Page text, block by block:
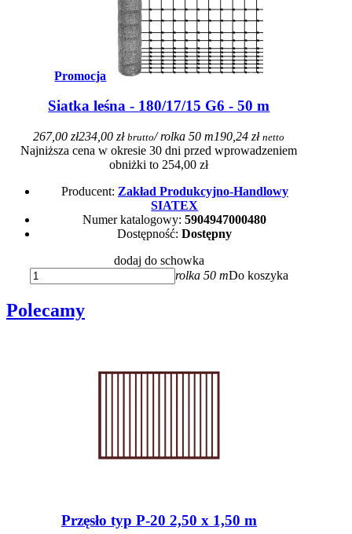
Promocja
Siatka leśna - 180/17/15 G6 - 50 m
267,00 zł234,00 złbrutto/ rolka 50 m190,24 złnetto
Najniższa cena w okresie 30 dni przed wprowadzeniem
obniżki to 254,00 zł
Producent: Zakład Produkcyjno-Handlowy
SIATEX
Numer katalogowy:5904947000480
Dostępność:Dostępny
dodaj do schowka
rolka 50 mDo koszyka
Polecamy
Przęsło typ P-20 2,50 x 1,50 m